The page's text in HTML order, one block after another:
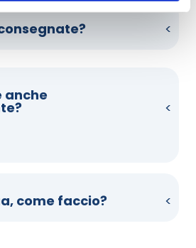
anche
come faccio?